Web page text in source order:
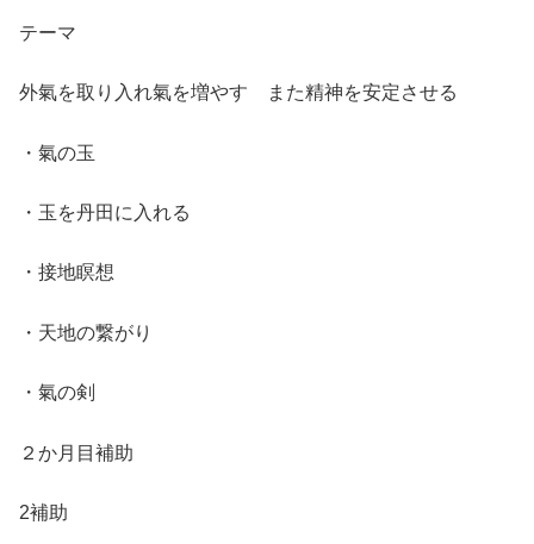
テーマ
外氣を取り入れ氣を増やす また精神を安定させる
・氣の玉
・玉を丹田に入れる
・接地瞑想
・天地の繋がり
・氣の剣
２か月目補助
2補助